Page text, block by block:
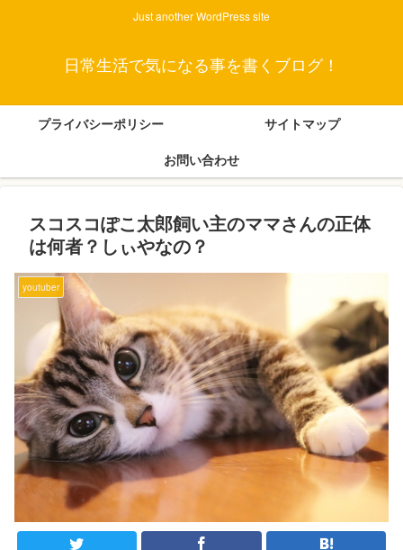
Just another WordPress site
日常生活で気になる事を書くブログ！
プライバシーポリシー
サイトマップ
お問い合わせ
スコスコぽこ太郎飼い主のママさんの正体
は何者？しぃやなの？
youtuber